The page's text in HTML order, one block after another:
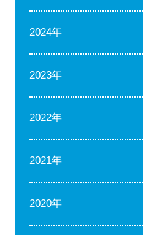
2024年
2023年
2022年
2021年
2020年